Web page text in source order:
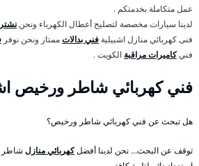
عمل متكاملة بخدمتكم .
لدينا سيارات مخصصة لتصليح أعطال الكهرباء ونحن
فنى كهربائي منازل اشبيلية فني بدالاتممتاز ونحن نوفر
فنيكاميرات مراقبة الكويت .
فني كهربائي شاطر ورخيص
هل تبحث عن فني كهربائي شاطر ورخيص؟
توقف عن البحث… نحن لدينا أفضلكهربائي منازل شاطر